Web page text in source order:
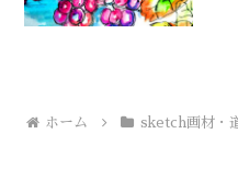
ホーム sketch画材・